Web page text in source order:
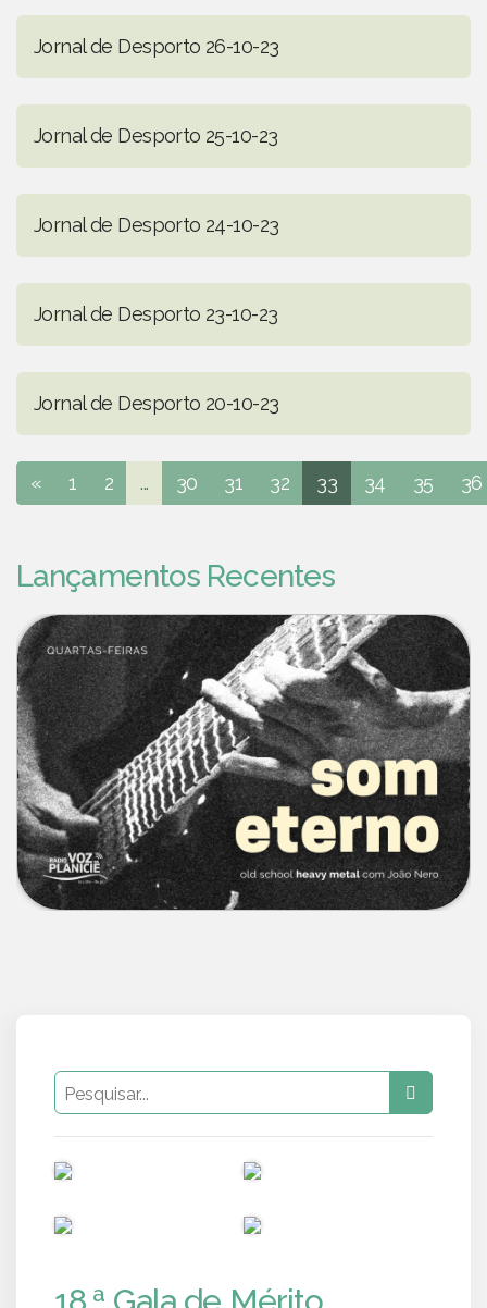
Jornal de Desporto 26-10-23
Jornal de Desporto 25-10-23
Jornal de Desporto 24-10-23
Jornal de Desporto 23-10-23
Jornal de Desporto 20-10-23
« 1 2 ... 30 31 32 33 34 35 36
Lançamentos Recentes